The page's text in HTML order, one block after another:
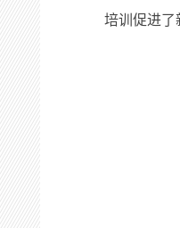
培训促进了新